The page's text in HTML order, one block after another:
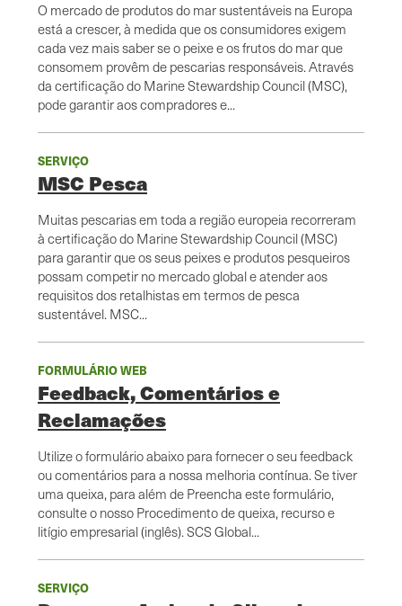
O mercado de produtos do mar sustentáveis na Europa
está a crescer, à medida que os consumidores exigem
cada vez mais saber se o peixe e os frutos do mar que
consomem provêm de pescarias responsáveis. Através
da certificação do Marine Stewardship Council (MSC),
pode garantir aos compradores e...
SERVIÇO
MSC Pesca
Muitas pescarias em toda a região europeia recorreram
à certificação do Marine Stewardship Council (MSC)
para garantir que os seus peixes e produtos pesqueiros
possam competir no mercado global e atender aos
requisitos dos retalhistas em termos de pesca
sustentável. MSC...
FORMULÁRIO WEB
Feedback, Comentários e
Reclamações
Utilize o formulário abaixo para fornecer o seu feedback
ou comentários para a nossa melhoria contínua. Se tiver
uma queixa, para além de Preencha este formulário,
consulte o nosso Procedimento de queixa, recurso e
litígio empresarial (inglês). SCS Global...
SERVIÇO